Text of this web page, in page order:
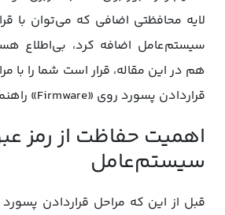
لایه محافظتی اضافی که می‌توان با
سیستم‌عامل اضافه کرد، بی‌اطلاع
هم در این مقاله، قرار است شما را با
قراردادن پسورد روی «Firmware» راهنمایی کنیم.
اهمیت حفاظت از رمز
سیستم‌عامل
قبل از این که مراحل قراردادن